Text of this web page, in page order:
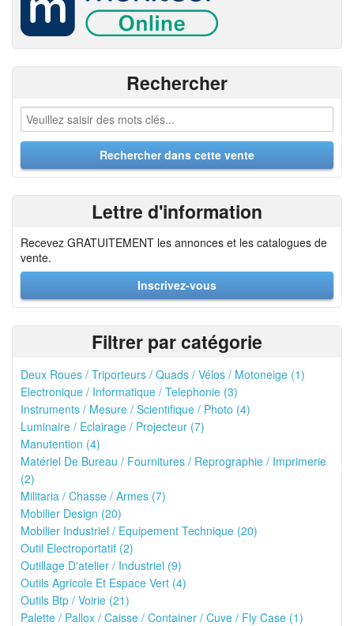
Rechercher
Lettre d'information
Recevez GRATUITEMENT les annonces et les catalogues de
vente.
Inscrivez-vous
Filtrer par catégorie
Deux Roues / Triporteurs / Quads / Vélos / Motoneige (1)
Electronique / Informatique / Telephonie (3)
Instruments / Mesure / Scientifique / Photo (4)
Luminaire / Eclairage / Projecteur (7)
Manutention (4)
Matériel De Bureau / Fournitures / Reprographie / Imprimerie
(2)
Militaria / Chasse / Armes (7)
Mobilier Design (20)
Mobilier Industriel / Equipement Technique (20)
Outil Electroportatif (2)
Outillage D'atelier / Industriel (9)
Outils Agricole Et Espace Vert (4)
Outils Btp / Voirie (21)
Palette / Pallox / Caisse / Container / Cuve / Fly Case (1)